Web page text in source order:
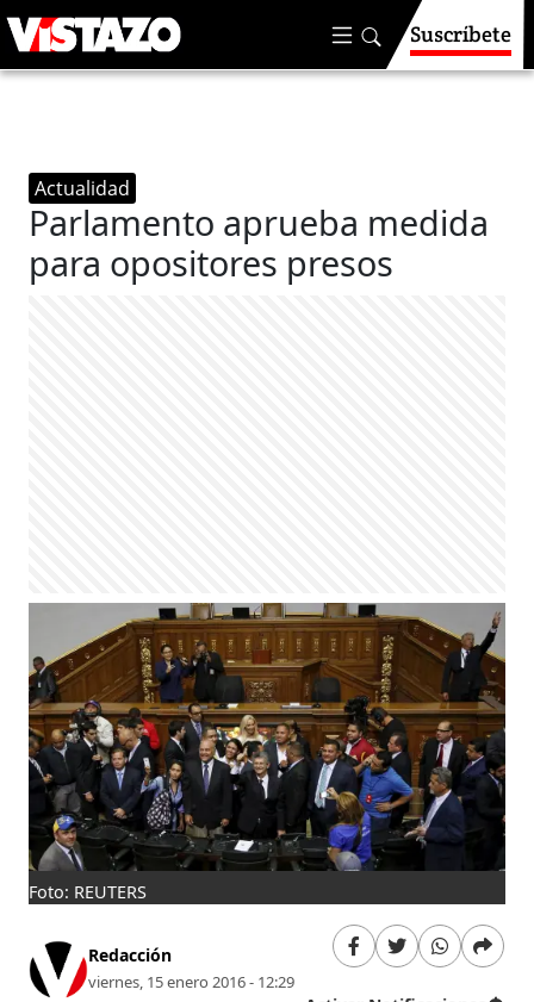
Suscríbete
Actualidad
Parlamento aprueba medida
para opositores presos
Foto: REUTERS
Redacción
viernes, 15 enero 2016 - 12:29